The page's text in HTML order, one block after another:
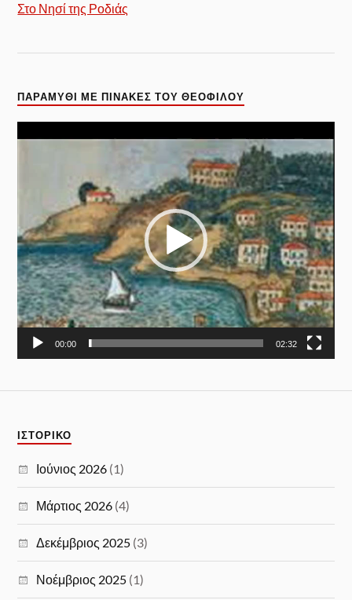
Στο Νησί της Ροδιάς
ΠΑΡΑΜΎΘΙ ΜΕ ΠΊΝΑΚΕΣ ΤΟΥ ΘΕΌΦΙΛΟΥ
Αναπαραγωγής
00:00 02:32
ΙΣΤΟΡΙΚΌ
Ιούνιος 2026 (1)
Μάρτιος 2026 (4)
Δεκέμβριος 2025 (3)
Νοέμβριος 2025 (1)